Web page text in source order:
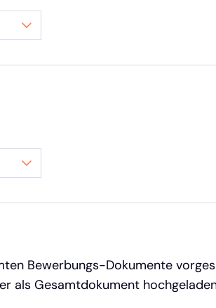
Bewerbungs-Dokumente
als Gesamtdokument